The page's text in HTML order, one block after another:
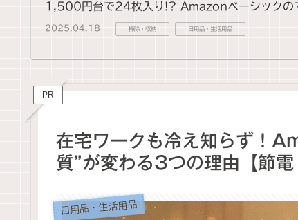
1,500円台で24枚入り!? Amazonベーシックの
2025.04.18 掃除・収納 日用品・生活用品
PR
在宅ワークも冷え知らず！
質”が変わる3つの理由【節
日用品・生活用品